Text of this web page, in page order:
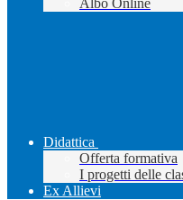
Albo Online
Didattica
Offerta formativa
I progetti delle
Ex Allievi